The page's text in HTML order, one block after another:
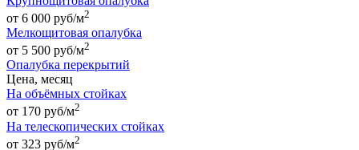
от 6 000 руб/м2
Мелкощитовая опалубка
от 5 500 руб/м2
Опалубка перекрытий
Цена, месяц
На объёмных стойках
от 170 руб/м2
На телескопических стойках
от 323 руб/м2